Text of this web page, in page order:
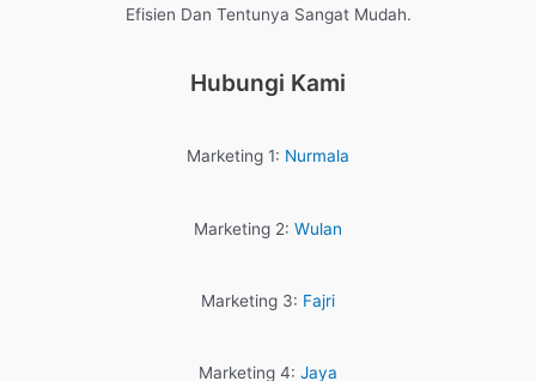
Efisien Dan Tentunya Sangat Mudah.
Hubungi Kami
Marketing 1: Nurmala
Marketing 2: Wulan
Marketing 3: Fajri
Marketing 4: Jaya